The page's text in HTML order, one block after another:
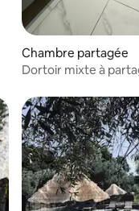
Chambre partagée